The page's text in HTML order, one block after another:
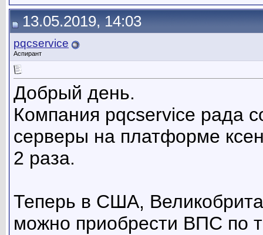
13.05.2019, 14:03
pqcservice
Аспирант
Добрый день.
Компания pqcservice рада
серверы на платформе
2 раза.
Теперь в США,
можно приобрести ВПС по